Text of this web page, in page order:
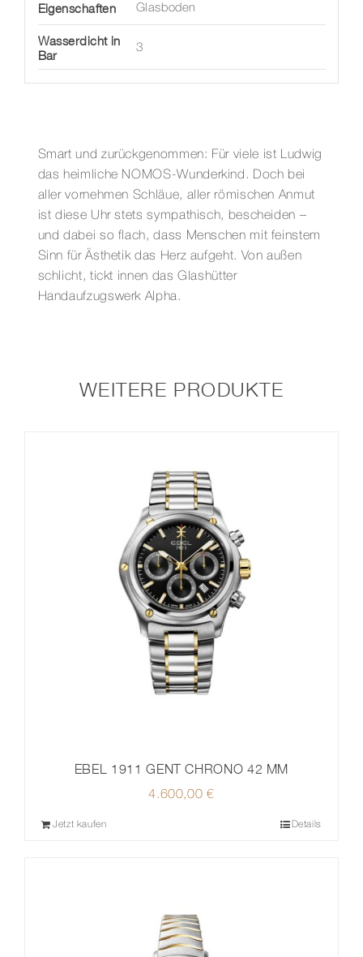
Eigenschaften Glasboden
Wasserdicht in
Bar
3
Smart und zurückgenommen: Für viele ist Ludwig
das heimliche NOMOS-Wunderkind. Doch bei
aller vornehmen Schläue, aller römischen Anmut
ist diese Uhr stets sympathisch, bescheiden –
und dabei so flach, dass Menschen mit feinstem
Sinn für Ästhetik das Herz aufgeht. Von außen
schlicht, tickt innen das Glashütter
Handaufzugswerk Alpha.
WEITERE PRODUKTE
EBEL 1911 GENT CHRONO 42 MM
4.600,00€
Jetzt kaufen Details